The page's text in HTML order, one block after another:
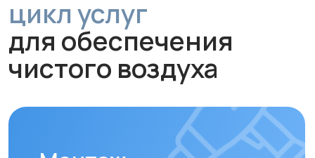
ремонта. Гарантируем аккуратную
работу и надежное крепление
устройства.